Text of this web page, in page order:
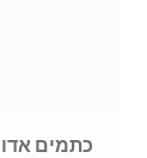
כתמים